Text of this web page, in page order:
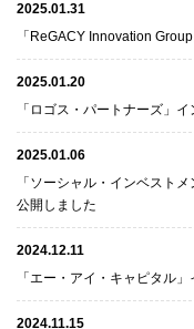
2025.01.31
「ReGACY Innovation
2025.01.20
「ロゴス・パートナーズ」
2025.01.06
「ソーシャル・インベスト
公開しました
2024.12.11
「エー・アイ・キャピタル
2024.11.15